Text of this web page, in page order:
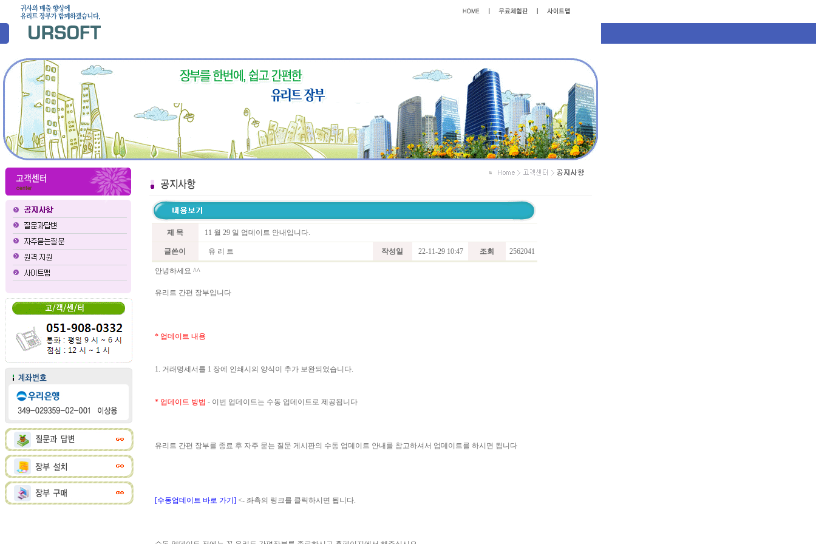
제 목 11 월 29 일 업데이트 안내입니다.
글쓴이 유 리 트 작성일 22-11-29 10:47 조회 2562041
안녕하세요 ^^
유리트 간편 장부입니다
* 업데이트 내용
1. 거래명세서를 1 장에 인쇄시의 양식이 추가 보완되었습니다.
* 업데이트 방법 - 이번 업데이트는 수동 업데이트로 제공됩니다
유리트 간편 장부를 종료 후 자주 묻는 질문 게시판의 수동 업데이트 안내를 참고하셔서 업데이트를 하시면 됩니다
[수동업데이트 바로 가기] <- 좌측의 링크를 클릭하시면 됩니다.